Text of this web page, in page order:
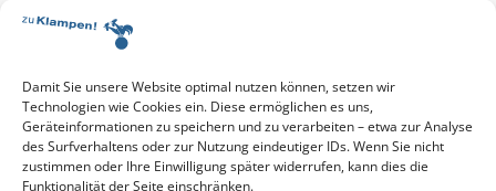
Damit Sie unsere Website optimal nutzen können, setzen wir
Technologien wie Cookies ein. Diese ermöglichen es uns,
Geräteinformationen zu speichern und zu verarbeiten – etwa zur Analyse
des Surfverhaltens oder zur Nutzung eindeutiger IDs. Wenn Sie nicht
zustimmen oder Ihre Einwilligung später widerrufen, kann dies die
Funktionalität der Seite einschränken.
gezwungen wurden. Er musste emigrieren, bevor er sich